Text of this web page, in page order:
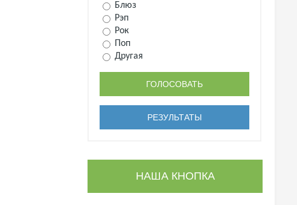
Блюз
Рэп
Рок
Поп
Другая
НАША КНОПКА